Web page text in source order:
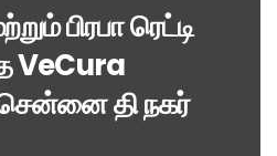
பிரபா ரெட்டி
VeCura
தி நகர்